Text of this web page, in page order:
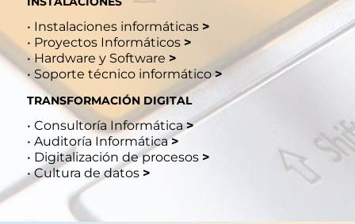
• Instalaciones informáticas >
• Proyectos Informáticos >
•Hardware y Software >
• Soporte técnico informático >
TRANSFORMACIÓN DIGITAL
• Consultoría Informática >
• Auditoría Informática >
• Digitalización de procesos >
•Cultura de datos >